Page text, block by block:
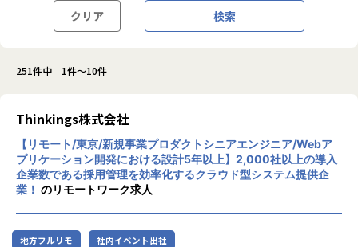
クリア 検索
251件中 1件～10件
Thinkings株式会社
【リモート/東京/新規事業プロダクトシニアエンジニア/Webア
プリケーション開発における設計5年以上】2,000社以上の導入
企業数である採用管理を効率化するクラウド型システム提供企
業！ のリモートワーク求人
地方フルリモ 社内イベント出社